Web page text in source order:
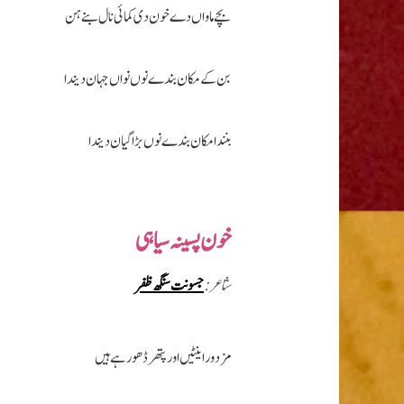
بچے ماواں دے خون دی کمائی نال بنے ہن
بن کے مکان بندے نوں نواں جہان دیندا
بنندا مکان بندے نوں بڑا گیان دیندا
خون پسینہ سیاہی
شاعر :جسونت سنگھ ظفر
مزدور اینٹیں اور پتھر ڈھو رہے ہیں